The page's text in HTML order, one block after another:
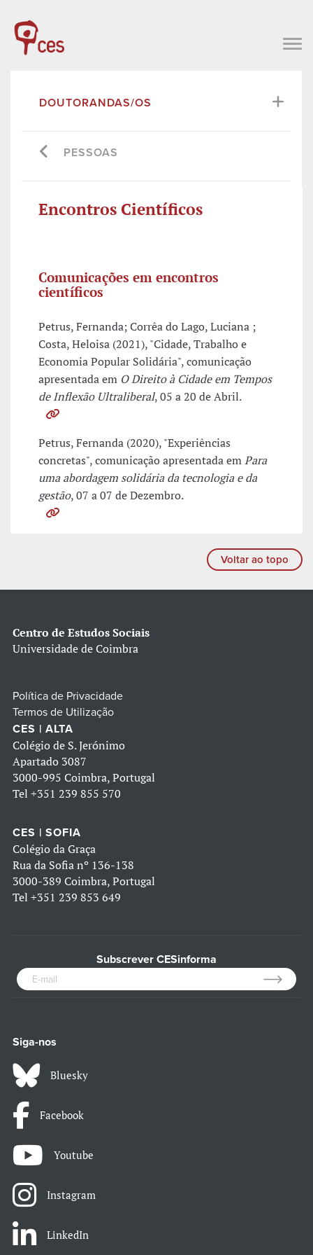
DOUTORANDAS/OS
PESSOAS
Encontros Científicos
Comunicações em encontros
científicos
Petrus, Fernanda; Corrêa do Lago, Luciana ;
Costa, Heloisa (2021), "Cidade, Trabalho e
Economia Popular Solidária", comunicação
apresentada em O Direito à Cidade em Tempos
de Inflexão Ultraliberal, 05 a 20 de Abril.
Petrus, Fernanda (2020), "Experiências
concretas", comunicação apresentada emPara
uma abordagem solidária da tecnologia e da
gestão, 07 a 07 de Dezembro.
Voltar ao topo
Centro de Estudos Sociais
Universidade de Coimbra
Política de Privacidade
Termos de Utilização
CES | ALTA
Colégio de S. Jerónimo
Apartado 3087
3000-995 Coimbra, Portugal
Tel +351 239 855 570
CES | SOFIA
Colégio da Graça
Rua da Sofia nº 136-138
3000-389 Coimbra, Portugal
Tel +351 239 853 649
Subscrever CESinforma
Siga-nos
Bluesky
Facebook
Youtube
Instagram
LinkedIn